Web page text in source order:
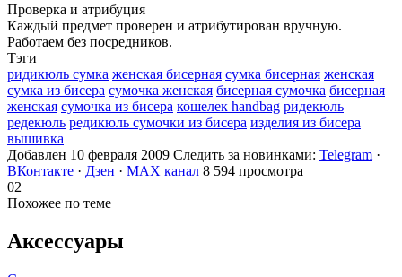
Проверка и атрибуция
Каждый предмет проверен и атрибутирован вручную.
Работаем без посредников.
Тэги
ридикюль сумка женская бисерная сумка бисерная женская
сумка из бисера сумочка женская бисерная сумочка бисерная
женская сумочка из бисера кошелек handbag ридекюль
редекюль редикюль сумочки из бисера изделия из бисера
вышивка
Добавлен 10 февраля 2009 Следить за новинками: Telegram ·
ВКонтакте · Дзен · MAX канал 8 594 просмотра
02
Похожее по теме
Аксессуары